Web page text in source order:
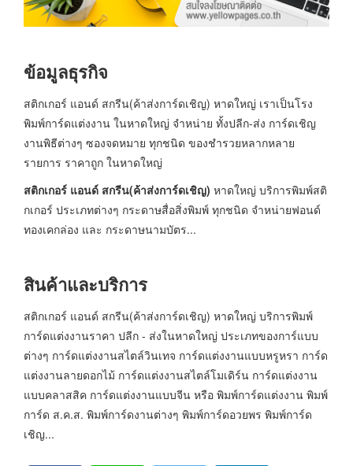
ข้อมูลธุรกิจ
สติกเกอร์ แอนด์ สกรีน(ค้าส่งการ์ดเชิญ) หาดใหญ่ เราเป็นโรง
พิมพ์การ์ดแต่งงาน ในหาดใหญ่ จำหน่าย ทั้งปลีก-ส่ง การ์ดเชิญ
งานพิธีต่างๆ ซองจดหมาย ทุกชนิด ของชำรวยหลากหลาย
รายการ ราคาถูก ในหาดใหญ่
สติกเกอร์ แอนด์ สกรีน(ค้าส่งการ์ดเชิญ) หาดใหญ่ บริการพิมพ์สติ
กเกอร์ ประเภทต่างๆ กระดาษสื่อสิ่งพิมพ์ ทุกชนิด จำหน่ายฟอนด์
ทองเคกล่อง และ กระดาษนามบัตร...
สินค้าและบริการ
สติกเกอร์ แอนด์ สกรีน(ค้าส่งการ์ดเชิญ) หาดใหญ่ บริการพิมพ์
การ์ดแต่งงานราคา ปลีก - ส่งในหาดใหญ่ ประเภทของการ์แบบ
ต่างๆ การ์ดแต่งงานสไตล์วินเทจ การ์ดแต่งงานแบบหรูหรา การ์ด
แต่งงานลายดอกไม้ การ์ดแต่งงานสไตล์โมเดิร์น การ์ดแต่งงาน
แบบคลาสสิค การ์ดแต่งงานแบบจีน หรือ พิมพ์การ์ดแต่งงาน พิมพ์
การ์ด ส.ค.ส. พิมพ์การ์ดงานต่างๆ พิมพ์การ์ดอวยพร พิมพ์การ์ด
เชิญ...